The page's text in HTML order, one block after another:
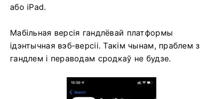
або iPad.
Мабільная версія гандлёвай платформы
ідэнтычная вэб-версіі. Такім чынам, праблем з
гандлем і пераводам сродкаў не будзе.